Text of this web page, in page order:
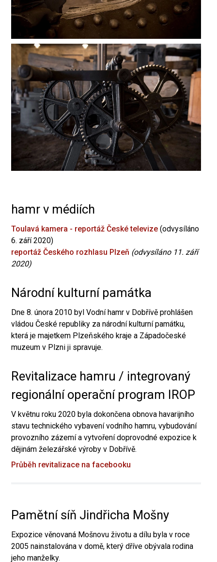
hamr v médiích
Toulavá kamera - reportáž České televize (odvysíláno
6. září 2020)
reportáž Českého rozhlasu Plzeň (odvysíláno 11. září
2020)
Národní kulturní památka
Dne 8. února 2010 byl Vodní hamr v Dobřívě prohlášen
vládou České republiky za národní kulturní památku,
která je majetkem Plzeňského kraje a Západočeské
muzeum v Plzni ji spravuje.
Revitalizace hamru / integrovaný
regionální operační program IROP
V květnu roku 2020 byla dokončena obnova havarijního
stavu technického vybavení vodního hamru, vybudování
provozního zázemí a vytvoření doprovodné expozice k
dějinám železářské výroby v Dobřívě.
Průběh revitalizace na facebooku
Pamětní síň Jindřicha Mošny
Expozice věnovaná Mošnovu životu a dílu byla v roce
2005 nainstalována v domě, který dříve obývala rodina
jeho manželky.